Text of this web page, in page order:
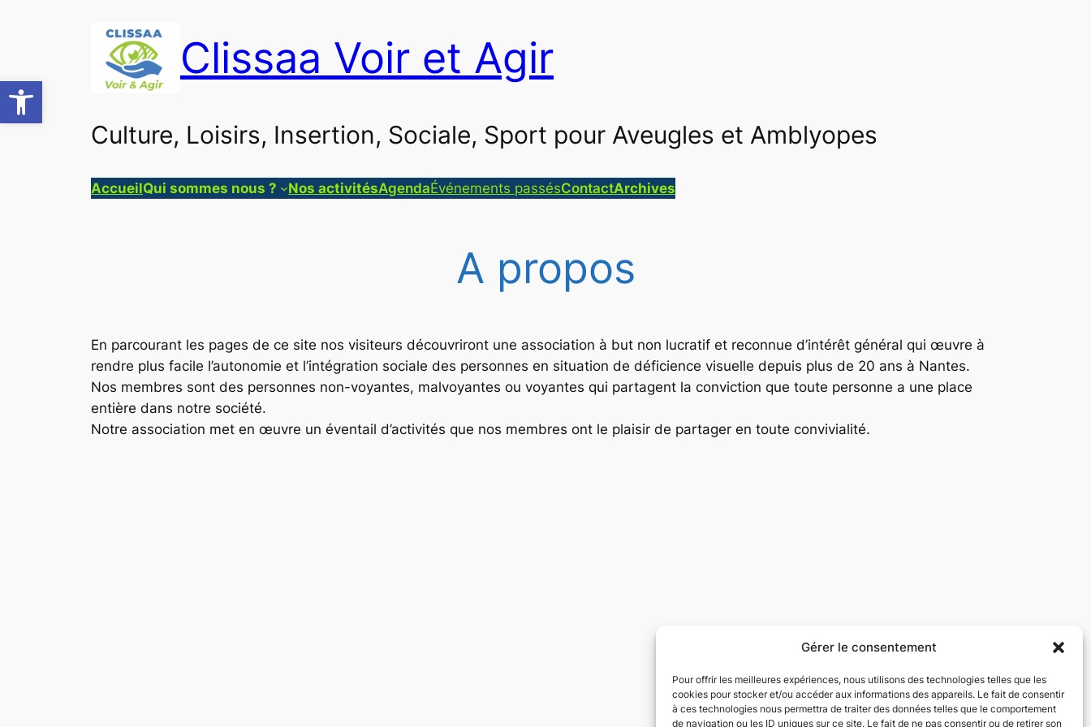
Ouvrir la barre d’outils
Gérer le consentement
Pour offrir les meilleures expériences, nous utilisons des technologies telles que les
cookies pour stocker et/ou accéder aux informations des appareils. Le fait de consentir
à ces technologies nous permettra de traiter des données telles que le comportement
de navigation ou les ID uniques sur ce site. Le fait de ne pas consentir ou de retirer son
Clissaa Voir et Agir
Culture, Loisirs, Insertion, Sociale, Sport pour Aveugles et Amblyopes
AccueilQui sommes nous ? Nos activitésAgendaÉvénements passésContactArchives
A propos
En parcourant les pages de ce site nos visiteurs découvriront une association à but non lucratif et reconnue d’intérêt général qui œuvre à
rendre plus facile l’autonomie et l’intégration sociale des personnes en situation de déficience visuelle depuis plus de 20 ans à Nantes.
Nos membres sont des personnes non-voyantes, malvoyantes ou voyantes qui partagent la conviction que toute personne a une place
entière dans notre société.
Notre association met en œuvre un éventail d’activités que nos membres ont le plaisir de partager en toute convivialité.